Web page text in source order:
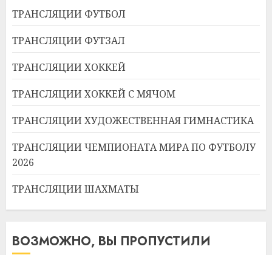
ТРАНСЛЯЦИИ ФУТБОЛ
ТРАНСЛЯЦИИ ФУТЗАЛ
ТРАНСЛЯЦИИ ХОККЕЙ
ТРАНСЛЯЦИИ ХОККЕЙ С МЯЧОМ
ТРАНСЛЯЦИИ ХУДОЖЕСТВЕННАЯ ГИМНАСТИКА
ТРАНСЛЯЦИИ ЧЕМПИОНАТА МИРА ПО ФУТБОЛУ
2026
ТРАНСЛЯЦИИ ШАХМАТЫ
ВОЗМОЖНО, ВЫ ПРОПУСТИЛИ